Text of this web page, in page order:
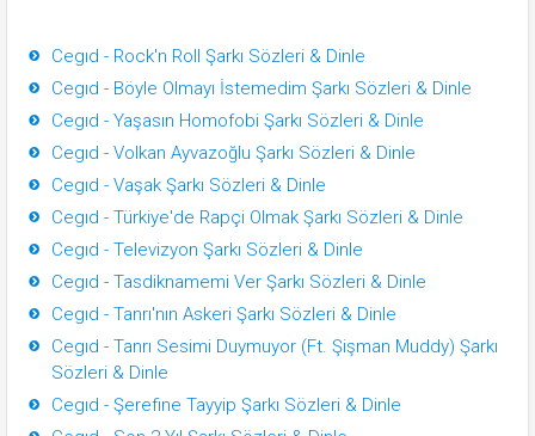
Cegıd - Rock'n Roll Şarkı Sözleri & Dinle
Cegıd - Böyle Olmayı İstemedim Şarkı Sözleri & Dinle
Cegıd - Yaşasın Homofobi Şarkı Sözleri & Dinle
Cegıd - Volkan Ayvazoğlu Şarkı Sözleri & Dinle
Cegıd - Vaşak Şarkı Sözleri & Dinle
Cegıd - Türkiye'de Rapçi Olmak Şarkı Sözleri & Dinle
Cegıd - Televizyon Şarkı Sözleri & Dinle
Cegıd - Tasdiknamemi Ver Şarkı Sözleri & Dinle
Cegıd - Tanrı'nın Askeri Şarkı Sözleri & Dinle
Cegıd - Tanrı Sesimi Duymuyor (Ft. Şişman Muddy) Şarkı
Sözleri & Dinle
Cegıd - Şerefine Tayyip Şarkı Sözleri & Dinle